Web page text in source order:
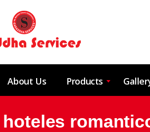
About Us Products
hoteles